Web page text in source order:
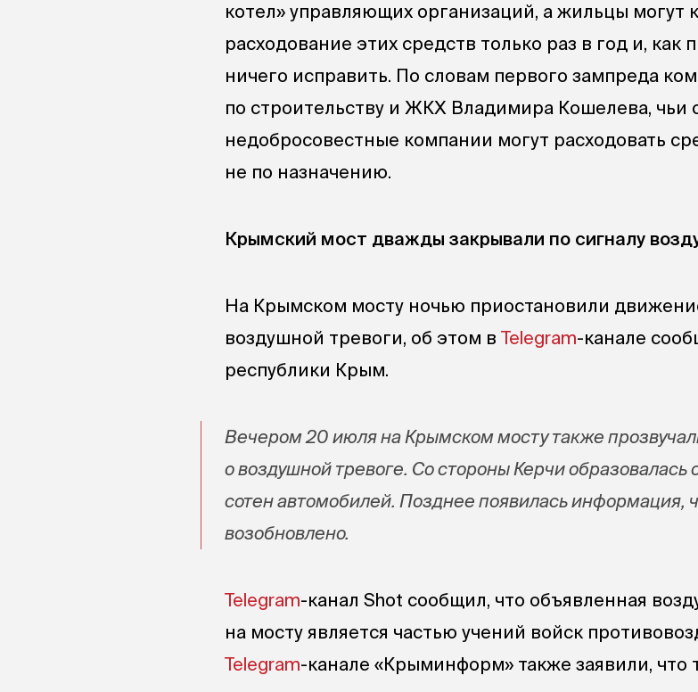
котел» управляющих организаций, а жильцы могут
расходование этих средств только раз в год и, как
ничего исправить. По словам первого зампреда
по строительству и ЖКХ Владимира Кошелева, чьи
недобросовестные компании могут расходовать
не по назначению.
Крымский мост дважды закрывали по сигналу
На Крымском мосту ночью приостановили
воздушной тревоги, об этом в Telegram-канале
республики Крым.
Вечером 20 июля на Крымском мосту также
о воздушной тревоге. Со стороны Керчи образовалась
сотен автомобилей. Позднее появилась информация,
возобновлено.
Telegram-канал Shot сообщил, что объявленная
на мосту является частью учений войск
Telegram-канале «Крыминформ» также заявили, что